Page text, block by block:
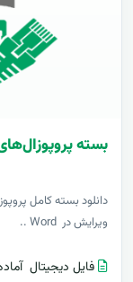
بسته
دانلود بسته کامل
ویرایش در Word ..
فایل دیجیتال